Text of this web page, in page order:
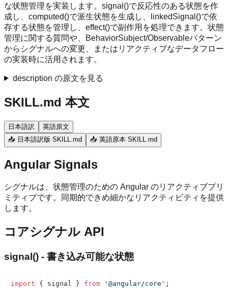
な状態管理を実装します。signal()で反応性のある状態を作
成し、computed()で派生状態を生成し、linkedSignal()で依
存する状態を管理し、effect()で副作用を処理できます。状態
管理に関する質問や、BehaviorSubject/Observableパターン
からシグナルへの変更、またはリアクティブなデータフロー
の実装時に活用されます。
description の原文を見る
SKILL.md 本文
日本語訳
英語原文
📥 日本語訳版 SKILL.md
📥 英語原本 SKILL.md
Angular Signals
シグナルは、状態管理のための Angular のリアクティブプリ
ミティブです。同期的できめ細かなリアクティビティを提供
します。
コアシグナル API
signal() - 書き込み可能な状態
import { signal } from '@angular/core' ;